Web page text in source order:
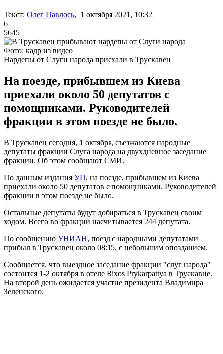
Текст: Олег Павлось, 1 октября 2021, 10:32
6
5645
Фото: кадр из видео
Нардепы от Слуги народа приехали в Трускавец
На поезде, прибывшем из Киева
приехали около 50 депутатов с
помощниками. Руководителей
фракции в этом поезде не было.
В Трускавец сегодня, 1 октября, съезжаются народные
депутаты фракции Слуга народа на двухдневное заседание
фракции. Об этом сообщают СМИ.
По данным издания УП, на поезде, прибывшем из Киева
приехали около 50 депутатов с помощниками. Руководителей
фракции в этом поезде не было.
Остальные депутаты будут добираться в Трускавец своим
ходом. Всего во фракции насчитывается 244 депутата.
По сообщению УНИАН, поезд с народными депутатами
прибыл в Трускавец около 08:15, с небольшим опозданием.
Сообщается, что выездное заседание фракции "слуг народа"
состоится 1-2 октября в отеле Rixos Prykarpattya в Трускавце.
На второй день ожидается участие президента Владимира
Зеленского.